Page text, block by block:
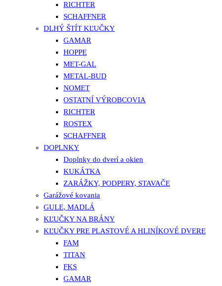
RICHTER
SCHAFFNER
DLHÝ ŠTÍT KĽUČKY
GAMAR
HOPPE
MET-GAL
METAL-BUD
NOMET
OSTATNÍ VÝROBCOVIA
RICHTER
ROSTEX
SCHAFFNER
DOPLNKY
Doplnky do dverí a okien
KUKÁTKA
ZARÁŽKY, PODPERY, STAVAČE
Garážové kovania
GULE, MADLÁ
KĽUČKY NA BRÁNY
KĽUČKY PRE PLASTOVÉ A HLINÍKOVÉ DVERE
FAM
TITAN
FKS
GAMAR